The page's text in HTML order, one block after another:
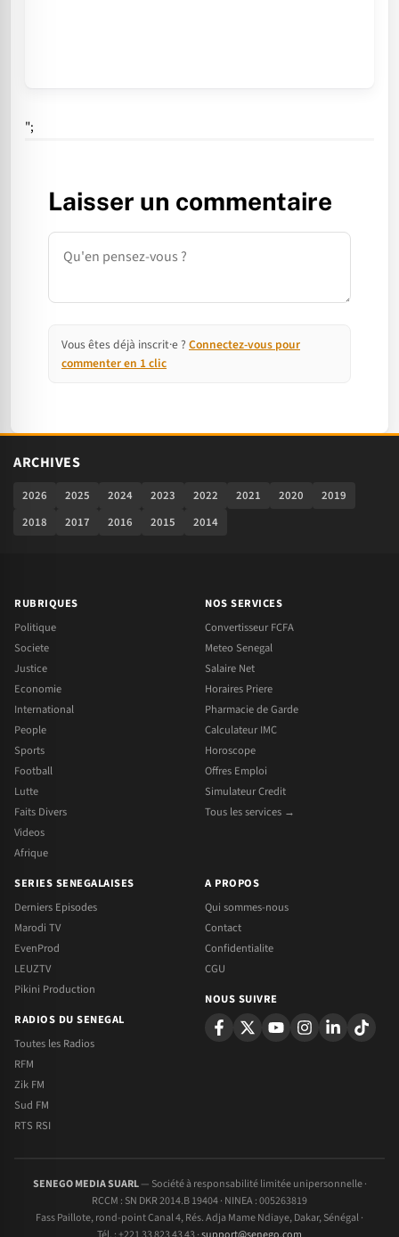
";
Laisser un commentaire
Commentaire
Vous êtes déjà inscrit·e ? Connectez-vous pour
commenter en 1 clic
ARCHIVES
2026 2025 2024 2023 2022 2021 2020
2019
2018
2017 2016 2015 2014
RUBRIQUES
Politique
Societe
Justice
Economie
International
People
Sports
Football
Lutte
Faits Divers
Videos
Afrique
NOS SERVICES
Convertisseur FCFA
Meteo Senegal
Salaire Net
Horaires Priere
Pharmacie de Garde
Calculateur IMC
Horoscope
Offres Emploi
Simulateur Credit
Tous les services →
SERIES SENEGALAISES
Derniers Episodes
Marodi TV
EvenProd
LEUZTV
Pikini Production
RADIOS DU SENEGAL
Toutes les Radios
RFM
Zik FM
Sud FM
RTS RSI
A PROPOS
Qui sommes-nous
Contact
Confidentialite
CGU
NOUS SUIVRE
SENEGO MEDIA SUARL— Société à responsabilité limitée unipersonnelle ·
RCCM : SN DKR 2014.B 19404 · NINEA : 005263819
Fass Paillote, rond-point Canal 4, Rés. Adja Mame Ndiaye, Dakar, Sénégal ·